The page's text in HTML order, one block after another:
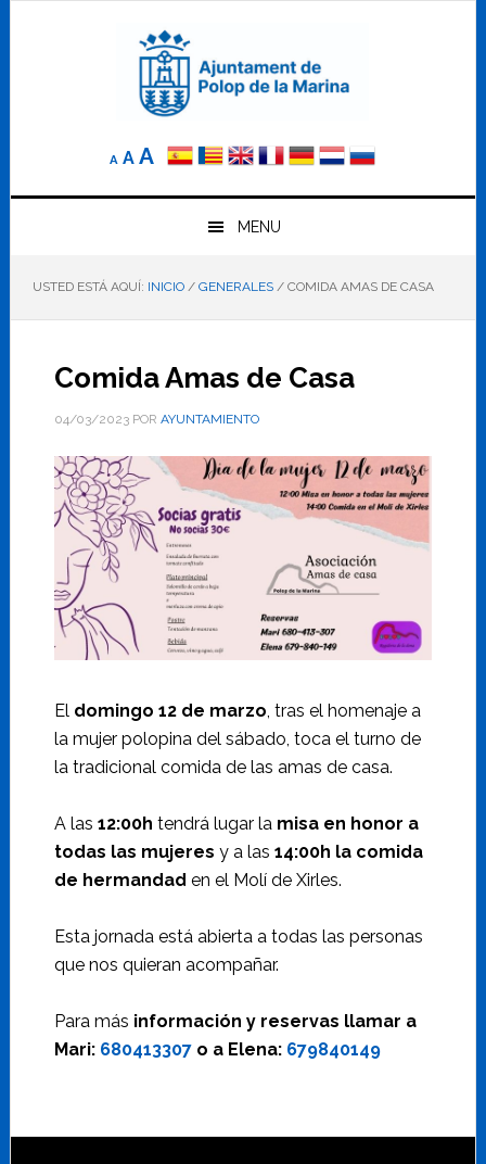
A
Reducir
elA Tamaño
AAumentar
el
tamaño
letra
MENU
USTED ESTÁ AQUÍ: INICIO / GENERALES /COMIDA AMAS DE CASA
Comida Amas de Casa
04/03/2023POR AYUNTAMIENTO
El domingo 12 de marzo, tras el homenaje a
la mujer polopina del sábado, toca el turno de
la tradicional comida de las amas de casa.
A las 12:00h tendrá lugar la misa en honor a
todas las mujeres y a las 14:00h la comida
de hermandad en el Molí de Xirles.
Esta jornada está abierta a todas las personas
que nos quieran acompañar.
Para más información y reservas llamar a
Mari: 680413307o a Elena:679840149